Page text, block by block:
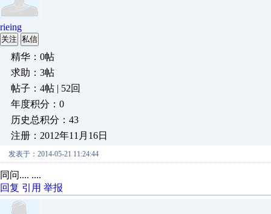
rieing
关注 私信
精华：0帖
求助：3帖
帖子：4帖 | 52回
年度积分：0
历史总积分：43
注册：2012年11月16日
发表于：2014-05-21 11:24:44
同问.... ....
回复 引用 举报